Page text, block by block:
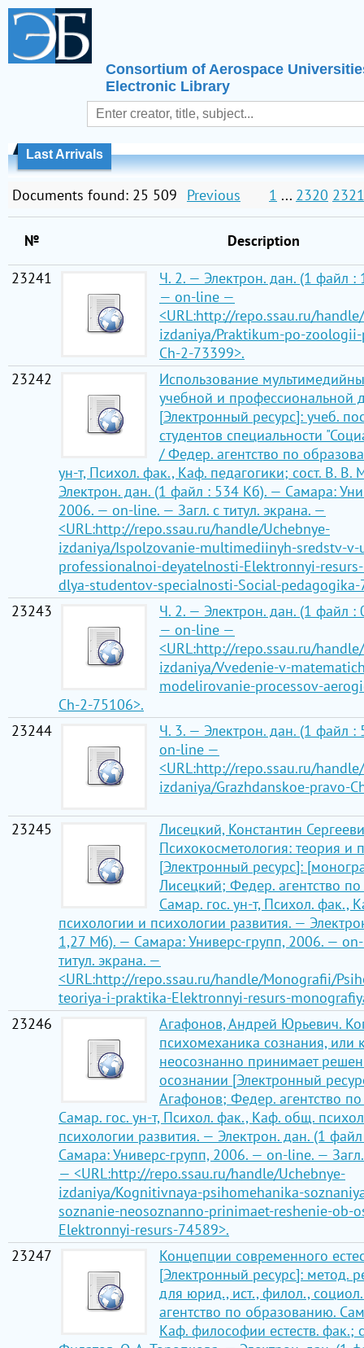
Consortium of Aerospace
Electronic Library
Last Arrivals
Documents found: 25 509 Previous 1 ... 2320 2321
№
Description
23241
Ч. 2. — Электрон. дан. (1 файл
— on-line —
<URL:http://repo.ssau.ru/
izdaniya/Praktikum-po-
Ch-2-73399>.
23242
Использование
учебной и профессиональной
[Электронный ресурс]: учеб.
студентов специальности
/ Федер. агентство по
ун-т, Психол. фак., Каф. педагогики; сост. В. В.
Электрон. дан. (1 файл : 534 Кб). — Самара:
2006. — on-line. — Загл. с титул. экрана. —
<URL:http://repo.ssau.ru/handle/Uchebnye-
izdaniya/Ispolzovanie-multimediinyh-sredstv-
professionalnoi-deyatelnosti-Elektronnyi-
dlya-studentov-specialnosti-Social-pedagogika-
23243
Ч. 2. — Электрон. дан. (1 файл
— on-line —
<URL:http://repo.ssau.ru/
izdaniya/Vvedenie-v-
modelirovanie-processov-
Ch-2-75106>.
23244
Ч. 3. — Электрон. дан. (1 файл
on-line —
<URL:http://repo.ssau.ru/
izdaniya/Grazhdanskoe-pravo-
23245
Лисецкий, Константин
Психокосметология: теория и
[Электронный ресурс]:
Лисецкий; Федер. агентство
Самар. гос. ун-т, Психол. фак.,
психологии и психологии развития. —
1,27 Мб). — Самара: Универс-групп, 2006. —
титул. экрана. —
<URL:http://repo.ssau.ru/handle/Monografii/
teoriya-i-praktika-Elektronnyi-resurs-
23246
Агафонов, Андрей Юрьевич.
психомеханика сознания, или
неосознанно принимает
осознании [Электронный
Агафонов; Федер. агентство
Самар. гос. ун-т, Психол. фак., Каф. общ.
психологии развития. — Электрон. дан. (1
Самара: Универс-групп, 2006. — on-line. — Загл.
— <URL:http://repo.ssau.ru/handle/Uchebnye-
izdaniya/Kognitivnaya-psihomehanika-
soznanie-neosoznanno-prinimaet-reshenie-ob-
Elektronnyi-resurs-74589>.
23247
Концепции современного
[Электронный ресурс]: метод.
для юрид., ист., филол.,
агентство по образованию.
Каф. философии естеств. фак.;